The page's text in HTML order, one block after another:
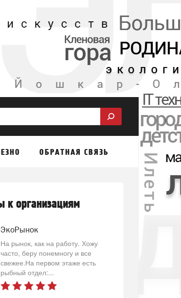
ОБРАТНАЯ СВЯЗЬ
к организациям
ЭкоРынок
На рынок, как на работу. Хожу
часто, беру понемногу и все
свежее.На первом этаже есть
рыбный отдел:...